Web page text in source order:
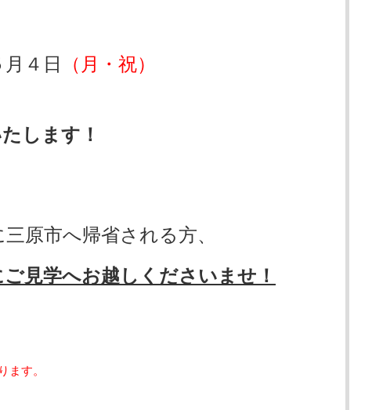
月４日 （月・祝）
します！
原市へ帰省される方、
見学へお越しくださいませ！
す。